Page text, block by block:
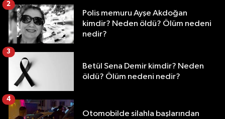
Polis memuru Ayşe Akdoğan
kimdir? Neden öldü? Ölüm nedeni
nedir?
2
Betül Sena Demir kimdir? Neden
öldü? Ölüm nedeni nedir?
3
Otomobilde silahla başlarından
4